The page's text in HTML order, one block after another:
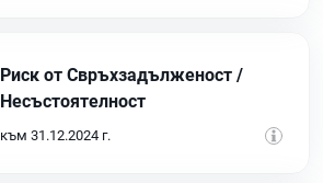
Риск от Свръхзадълженост /
Несъстоятелност
към 31.12.2024 г.